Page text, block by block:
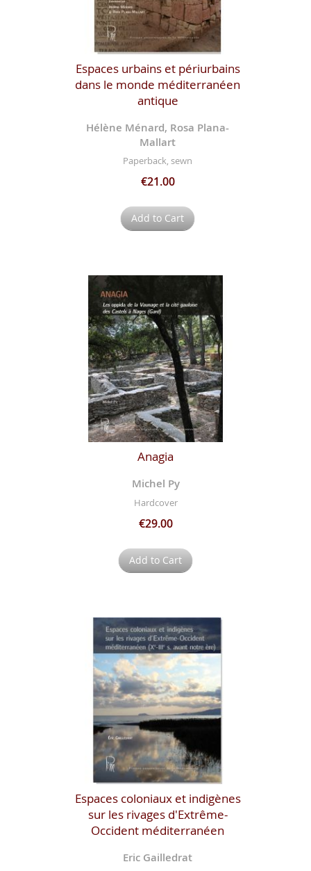
Espaces urbains et périurbains
dans le monde méditerranéen
antique
Hélène Ménard, Rosa Plana-
Mallart
Paperback, sewn
€21.00
Add to Cart
Anagia
Michel Py
Hardcover
€29.00
Add to Cart
Espaces coloniaux et indigènes
sur les rivages d'Extrême-
Occident méditerranéen
Eric Gailledrat